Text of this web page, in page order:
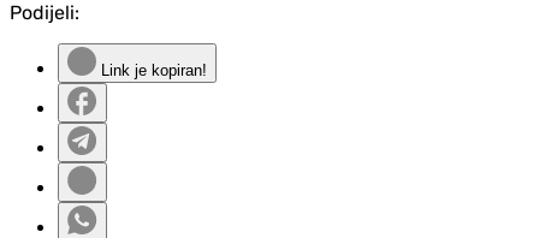
Podijeli:
Link je kopiran!